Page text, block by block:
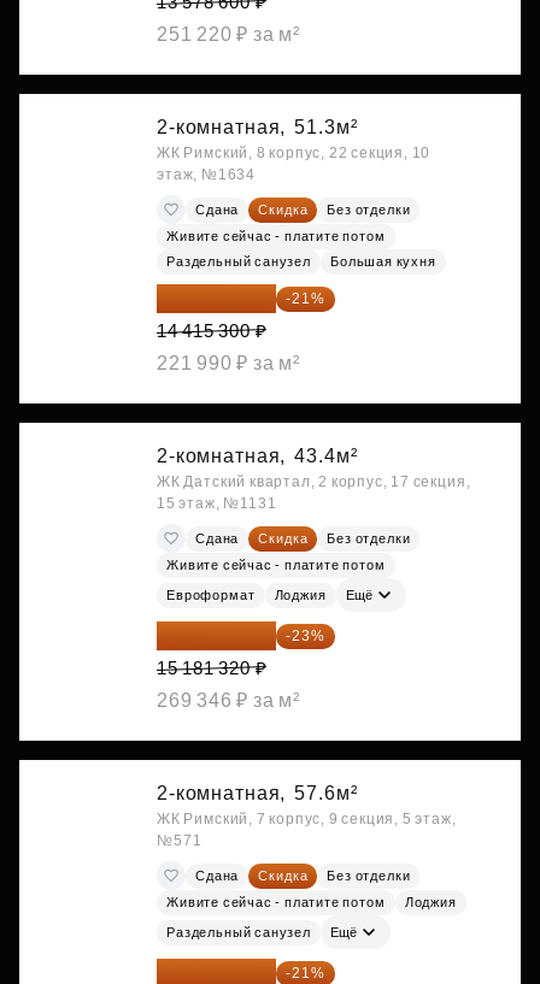
251 220 ₽ за м²
2-комнатная, 51.3м²
ЖК Римский, 8 корпус, 22 секция, 10
этаж, №1634
Сдана Скидка
Без отделки
Живите сейчас - платите потом
Раздельный санузел
Большая кухня
11 388 087 ₽ -21%
14 415 300 ₽
221 990 ₽ за м²
2-комнатная, 43.4м²
ЖК Датский квартал, 2 корпус, 17 секция,
15 этаж, №1131
Сдана Скидка
Без отделки
Живите сейчас - платите потом
Евроформат Лоджия Ещё
11 689 616 ₽ -23%
15 181 320 ₽
269 346 ₽ за м²
2-комнатная, 57.6м²
ЖК Римский, 7 корпус, 9 секция, 5 этаж,
№571
Сдана Скидка
Без отделки
Живите сейчас - платите потом
Лоджия
Раздельный санузел Ещё
13 109 702 ₽ -21%